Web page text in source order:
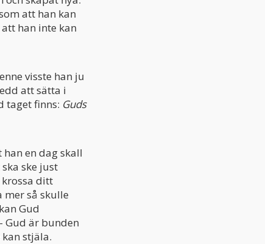
att han kan
han inte kan
visste han ju
att sätta i
taget finns: Guds
en dag skall
ske just
krossa ditt
mer så skulle
Gud
Gud är bunden
stjäla.